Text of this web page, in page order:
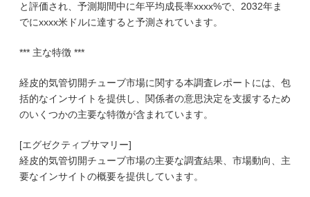
と評価され、予測期間中に年平均成長率xxxx%で、2032年ま
でにxxxx米ドルに達すると予測されています。
*** 主な特徴 ***
経皮的気管切開チューブ市場に関する本調査レポートには、包
括的なインサイトを提供し、関係者の意思決定を支援するため
のいくつかの主要な特徴が含まれています。
[エグゼクティブサマリー]
経皮的気管切開チューブ市場の主要な調査結果、市場動向、主
要なインサイトの概要を提供しています。